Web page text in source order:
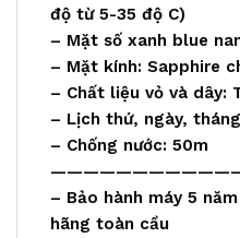
độ từ 5-35 độ C)
– Mặt số xanh blue
– Mặt kính: Sapphire
– Chất liệu vỏ và dây:
– Lịch thứ, ngày,
– Chống nước: 50m
– Bảo hành máy 5
hãng toàn cầu